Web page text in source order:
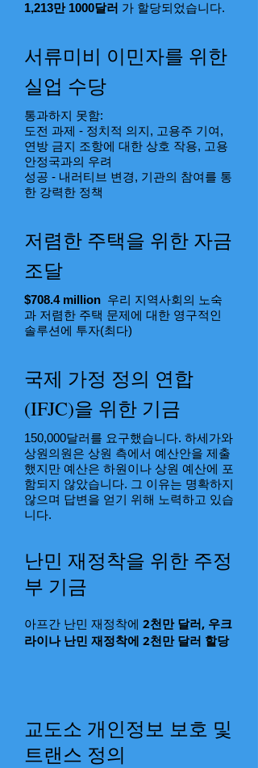
1,213만 1000달러 가 할당되었습니다.
서류미비 이민자를 위한
실업 수당
통과하지 못함:
도전 과제 - 정치적 의지, 고용주 기여,
연방 금지 조항에 대한 상호 작용, 고용
안정국과의 우려
성공 - 내러티브 변경, 기관의 참여를 통
한 강력한 정책
저렴한 주택을 위한 자금
조달
$708.4 million 우리 지역사회의 노숙
과 저렴한 주택 문제에 대한 영구적인
솔루션에 투자(최다)
국제 가정 정의 연합
(IFJC)을 위한 기금
150,000달러를 요구했습니다. 하세가와
상원의원은 상원 측에서 예산안을 제출
했지만 예산은 하원이나 상원 예산에 포
함되지 않았습니다. 그 이유는 명확하지
않으며 답변을 얻기 위해 노력하고 있습
니다.
난민 재정착을 위한 주정
부 기금
아프간 난민 재정착에 2천만 달러, 우크
라이나 난민 재정착에 2천만 달러 할당
교도소 개인정보 보호 및
트랜스 정의